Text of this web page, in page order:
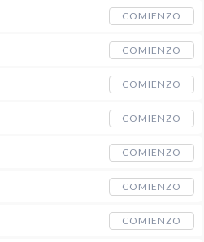
COMIENZO
COMIENZO
COMIENZO
COMIENZO
COMIENZO
COMIENZO
COMIENZO